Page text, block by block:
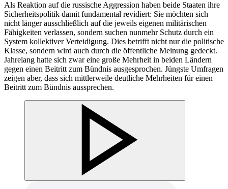
Als Reaktion auf die russische Aggression haben beide Staaten ihre
Sicherheitspolitik damit fundamental revidiert: Sie möchten sich
nicht länger ausschließlich auf die jeweils eigenen militärischen
Fähigkeiten verlassen, sondern suchen nunmehr Schutz durch ein
System kollektiver Verteidigung. Dies betrifft nicht nur die politische
Klasse, sondern wird auch durch die öffentliche Meinung gedeckt.
Jahrelang hatte sich zwar eine große Mehrheit in beiden Ländern
gegen einen Beitritt zum Bündnis ausgesprochen. Jüngste Umfragen
zeigen aber, dass sich mittlerweile deutliche Mehrheiten für einen
Beitritt zum Bündnis aussprechen.